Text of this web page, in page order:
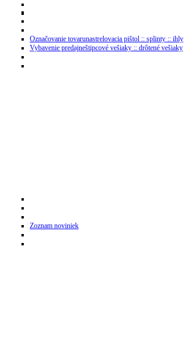
Označovanie tovarunastrelovacia pištol :: splinty :: ihly
Vybavenie predajneštipcové vešiaky :: drôtené vešiaky
Zoznam noviniek